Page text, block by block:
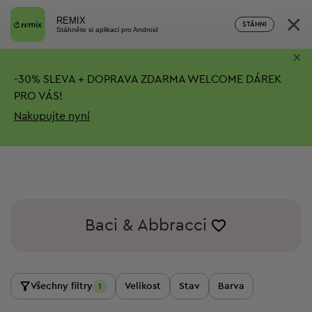
REMIX
Stáhněte si aplikaci pro Android
STÁHNI ×
-30% SLEVA + DOPRAVA ZDARMA WELCOME DÁREK
PRO VÁS!
Nakupujte nyní
×
Baci & Abbracci
Všechny filtry 1 Velikost Stav Barva